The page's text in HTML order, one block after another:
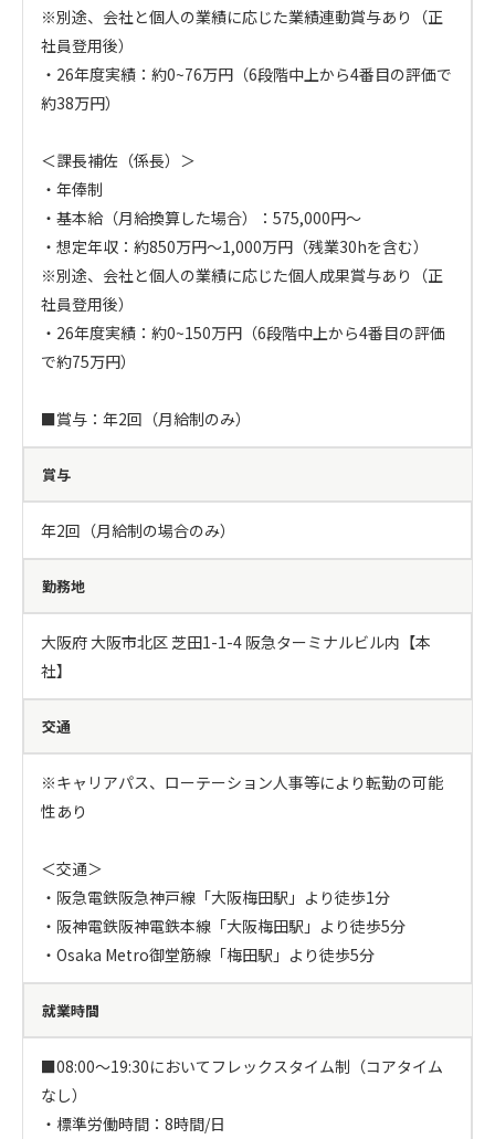
※別途、会社と個人の業績に応じた業績連動賞与あり（正
社員登用後）
・26年度実績：約0~76万円（6段階中上から4番目の評価で
約38万円）
＜課長補佐（係長）＞
・年俸制
・基本給（月給換算した場合）：575,000円～
・想定年収：約850万円～1,000万円（残業30hを含む）
※別途、会社と個人の業績に応じた個人成果賞与あり（正
社員登用後）
・26年度実績：約0~150万円（6段階中上から4番目の評価
で約75万円）
■賞与：年2回（月給制のみ）
賞与
年2回（月給制の場合のみ）
勤務地
大阪府 大阪市北区 芝田1-1-4 阪急ターミナルビル内【本
社】
交通
※キャリアパス、ローテーション人事等により転勤の可能
性あり
＜交通＞
・阪急電鉄阪急神戸線「大阪梅田駅」より徒歩1分
・阪神電鉄阪神電鉄本線「大阪梅田駅」より徒歩5分
・Osaka Metro御堂筋線「梅田駅」より徒歩5分
就業時間
■08:00～19:30においてフレックスタイム制（コアタイム
なし）
・標準労働時間：8時間/日